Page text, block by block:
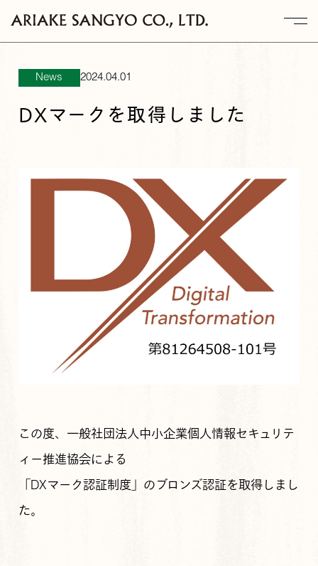
News 2024.04.01
DXマークを取得しました
この度、一般社団法人中小企業個人情報セキュリテ
ィー推進協会による
「DXマーク認証制度」のブロンズ認証を取得しまし
た。